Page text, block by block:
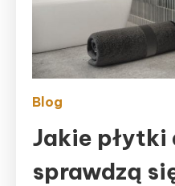
Blog
Jakie płytki
sprawdzą